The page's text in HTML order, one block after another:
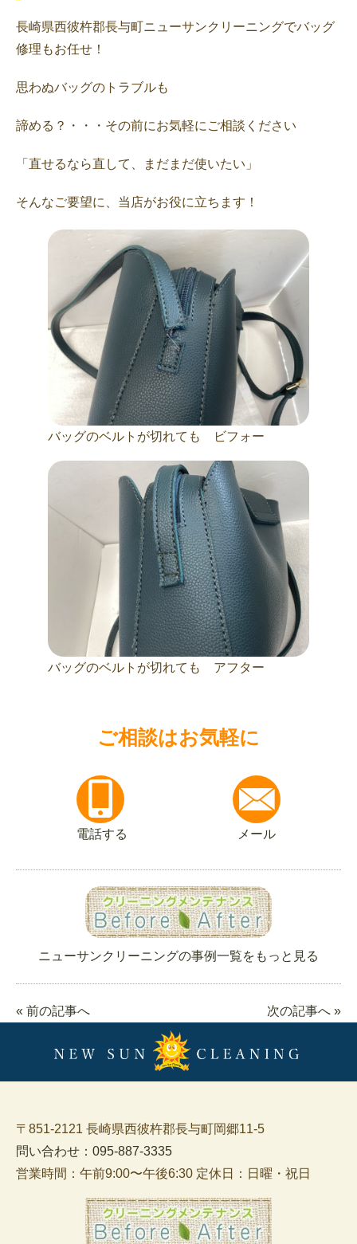
長崎県西彼杵郡長与町ニューサンクリーニングでバッグ
修理もお任せ！
思わぬバッグのトラブルも
諦める？・・・その前にお気軽にご相談ください
「直せるなら直して、まだまだ使いたい」
そんなご要望に、当店がお役に立ちます！
バッグのベルトが切れても ビフォー
バッグのベルトが切れても アフター
ご相談はお気軽に
電話する メール
ニューサンクリーニングの事例一覧をもっと見る
« 前の記事へ 次の記事へ »
〒851-2121 長崎県西彼杵郡長与町岡郷11-5
問い合わせ：095-887-3335
営業時間：午前9:00〜午後6:30 定休日：日曜・祝日